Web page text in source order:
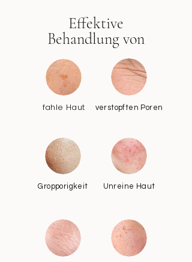
Effektive
Behandlung von
verstopften Poren
fahle Haut
Gropporigkeit Unreine Haut